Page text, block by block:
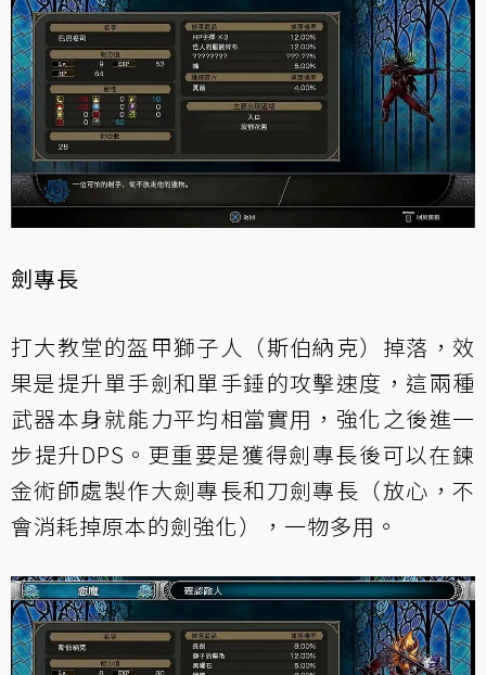
劍專長
打大教堂的盔甲獅子人（斯伯納克）掉落，效
果是提升單手劍和單手錘的攻擊速度，這兩種
武器本身就能力平均相當實用，強化之後進一
步提升DPS。更重要是獲得劍專長後可以在鍊
金術師處製作大劍專長和刀劍專長（放心，不
會消耗掉原本的劍強化），一物多用。